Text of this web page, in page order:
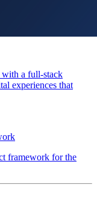
with a full-stack
experiences that
framework for the